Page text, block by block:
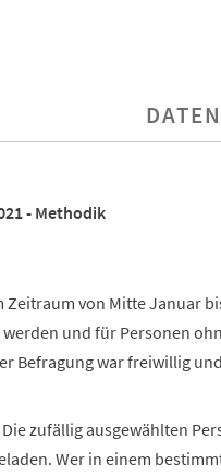
DATEN
- Methodik
von Mitte Januar
und für Personen
Befragung war freiwillig
zufällig ausgewählten
Wer in einem